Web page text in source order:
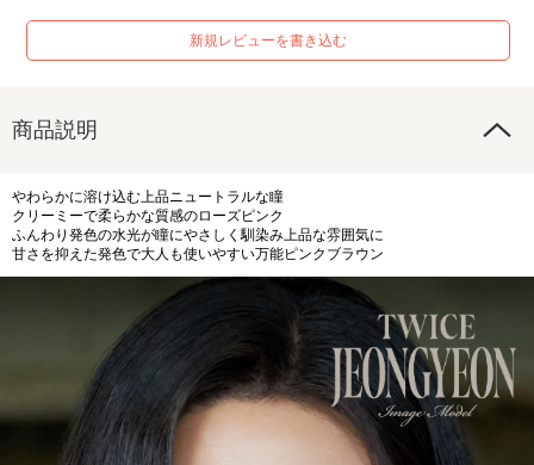
新規レビューを書き込む
商品説明
やわらかに溶け込む上品ニュートラルな瞳
クリーミーで柔らかな質感のローズピンク
ふんわり発色の水光が瞳にやさしく馴染み上品な雰囲気に
甘さを抑えた発色で大人も使いやすい万能ピンクブラウン